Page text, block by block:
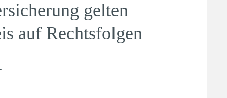
gelten
auf Rechtsfolgen